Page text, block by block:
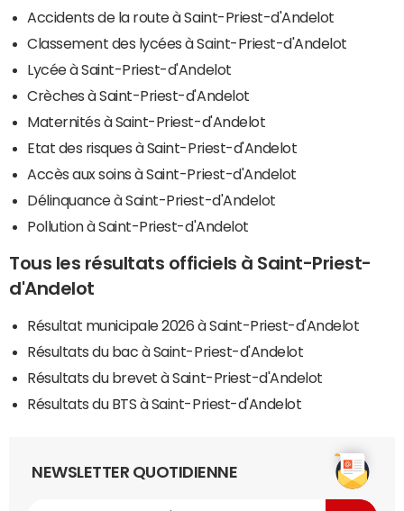
Accidents de la route à Saint-Priest-d'Andelot
Classement des lycées à Saint-Priest-d'Andelot
Lycée à Saint-Priest-d'Andelot
Crèches à Saint-Priest-d'Andelot
Maternités à Saint-Priest-d'Andelot
Etat des risques à Saint-Priest-d'Andelot
Accès aux soins à Saint-Priest-d'Andelot
Délinquance à Saint-Priest-d'Andelot
Pollution à Saint-Priest-d'Andelot
Tous les résultats officiels à Saint-Priest-
d'Andelot
Résultat municipale 2026 à Saint-Priest-d'Andelot
Résultats du bac à Saint-Priest-d'Andelot
Résultats du brevet à Saint-Priest-d'Andelot
Résultats du BTS à Saint-Priest-d'Andelot
NEWSLETTER QUOTIDIENNE